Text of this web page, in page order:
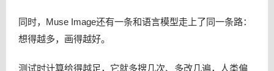
同时，Muse Image还有一条和语言模型走上了同一条路：
想得越多，画得越好。
测试时计算给得越足，它就多搜几次、多改几遍，人类偏